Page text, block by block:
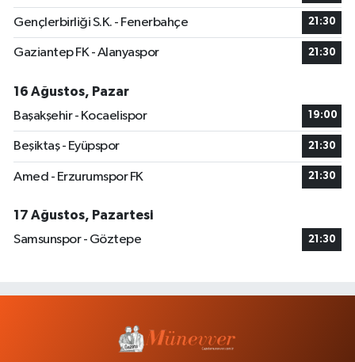
Gençlerbirliği S.K. - Fenerbahçe 21:30
Gaziantep FK - Alanyaspor 21:30
16 Ağustos, Pazar
Başakşehir - Kocaelispor
19:00
Beşiktaş - Eyüpspor 21:30
Amed - Erzurumspor FK 21:30
17 Ağustos, Pazartesi
Samsunspor - Göztepe
21:30